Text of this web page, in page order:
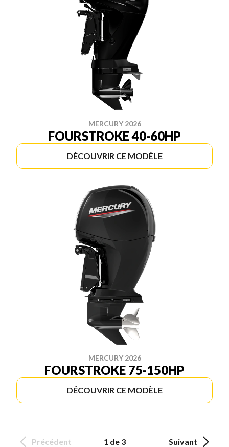
MERCURY 2026
FOURSTROKE 40-60HP
DÉCOUVRIR CE MODÈLE
MERCURY 2026
FOURSTROKE 75-150HP
DÉCOUVRIR CE MODÈLE
Précédent 1 de 3 Suivant